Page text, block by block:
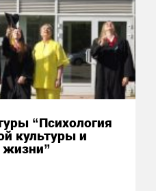
“Психология
культуры и
жизни”